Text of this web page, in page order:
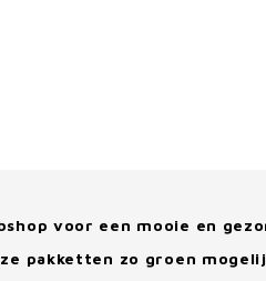
voor een mooie en
pakketten zo groen